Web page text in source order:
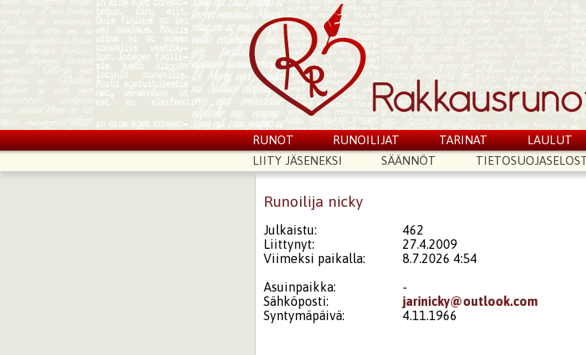
RUNOT RUNOILIJAT TARINAT LAULUT
LIITY JÄSENEKSI
SÄÄNNÖT
Runoilija nicky
Julkaistu:
462
Liittynyt:
27.4.2009
Viimeksi paikalla:
8.7.2026 4:54
Asuinpaikka:
-
Sähköposti:
jarinicky@outlook.com
Syntymäpäivä:
4.11.1966